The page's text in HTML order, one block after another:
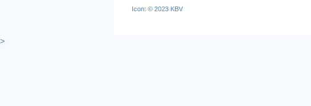
Icon: © 2023 KBV
>